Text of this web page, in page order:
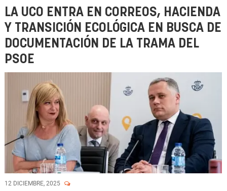
LA UCO ENTRA EN CORREOS, HACIENDA
Y TRANSICIÓN ECOLÓGICA EN BUSCA DE
DOCUMENTACIÓN DE LA TRAMA DEL
PSOE
12 DICIEMBRE, 2025